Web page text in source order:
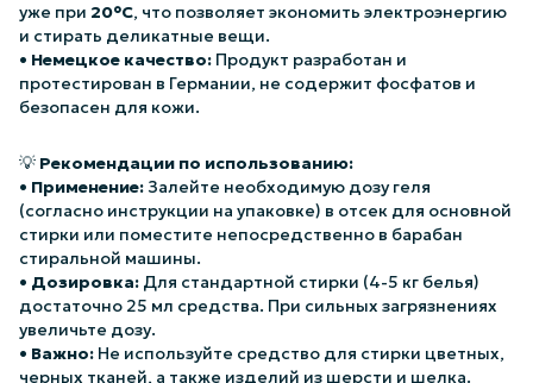
уже при 20°C, что позволяет экономить электроэнергию
и стирать деликатные вещи.
• Немецкое качество: Продукт разработан и
протестирован в Германии, не содержит фосфатов и
безопасен для кожи.
💡 Рекомендации по использованию:
• Применение: Залейте необходимую дозу геля
(согласно инструкции на упаковке) в отсек для основной
стирки или поместите непосредственно в барабан
стиральной машины.
• Дозировка: Для стандартной стирки (4-5 кг белья)
достаточно 25 мл средства. При сильных загрязнениях
увеличьте дозу.
• Важно: Не используйте средство для стирки цветных,
черных тканей, а также изделий из шерсти и шелка.